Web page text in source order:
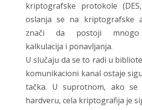
kriptografske protokole (DES,
oslanja se na kriptografske
znači da postoji mnogo
kalkulacija i ponavljanja.
U slučaju da se to radi u
komunikacioni kanal ostaje
tačka. U suprotnom, ako
hardveru, cela kriptografija je